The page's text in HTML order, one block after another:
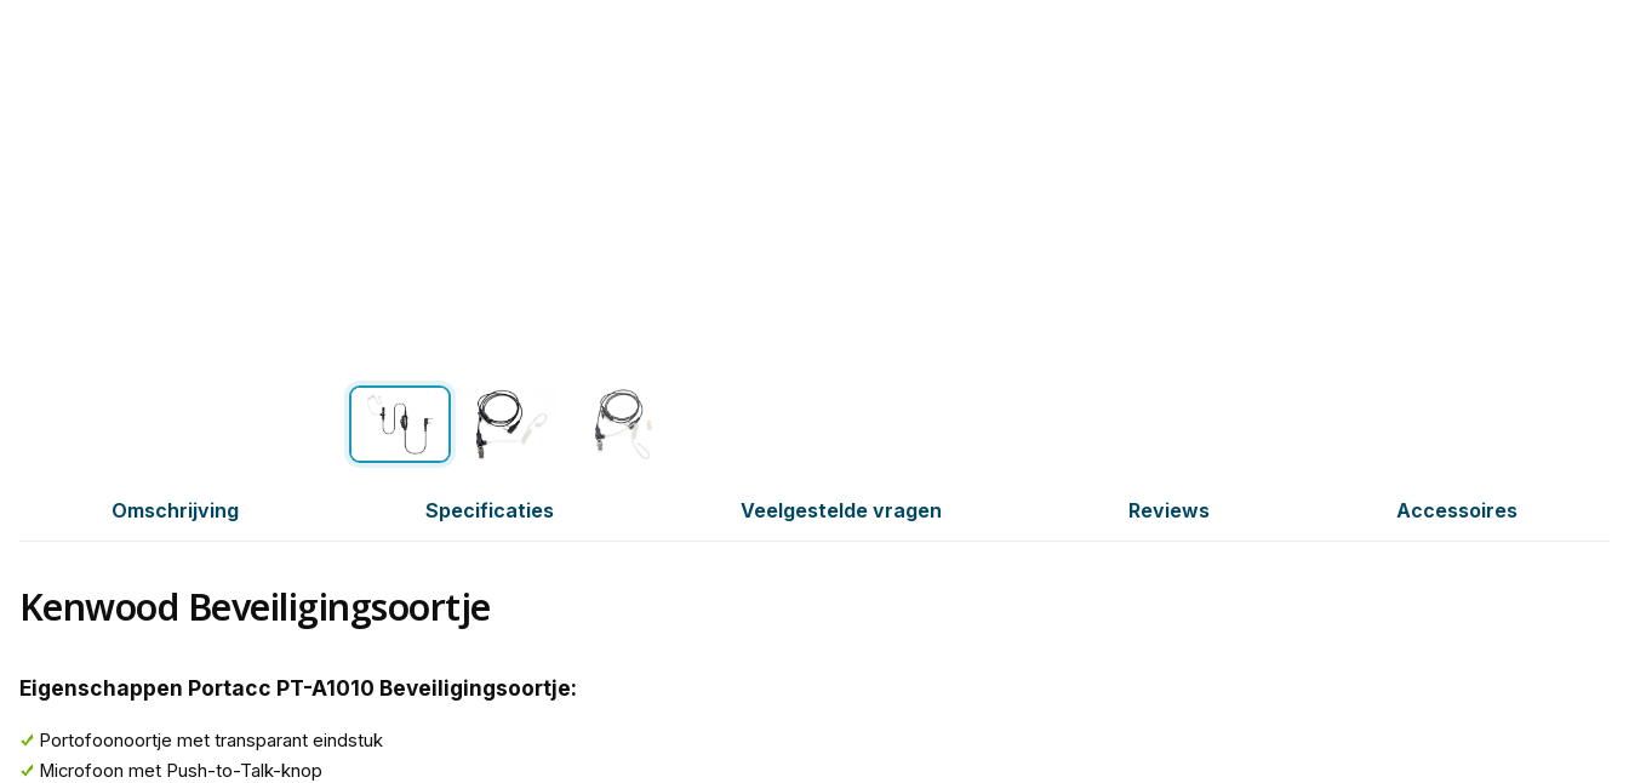
Omschrijving Specificaties Veelgestelde vragen Reviews Accessoires
Kenwood Beveiligingsoortje
Eigenschappen Portacc PT-A1010 Beveiligingsoortje:
Portofoonoortje met transparant eindstuk
Microfoon met Push-to-Talk-knop